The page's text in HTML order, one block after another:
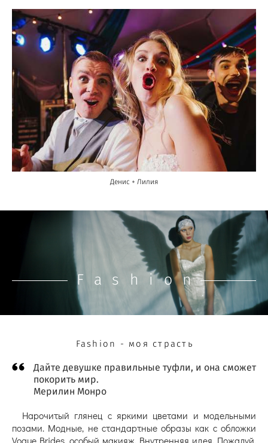
Денис + Лилия
Fashion
Fashion - моя страсть
Дайте девушке правильные туфли, и она сможет
покорить мир.
Мерилин Монро
Нарочитый глянец с яркими цветами и модельными
позами. Модные, не стандартные образы как с обложки
Vogue Brides, особый макияж. Внутренняя идея. Пожалуй,